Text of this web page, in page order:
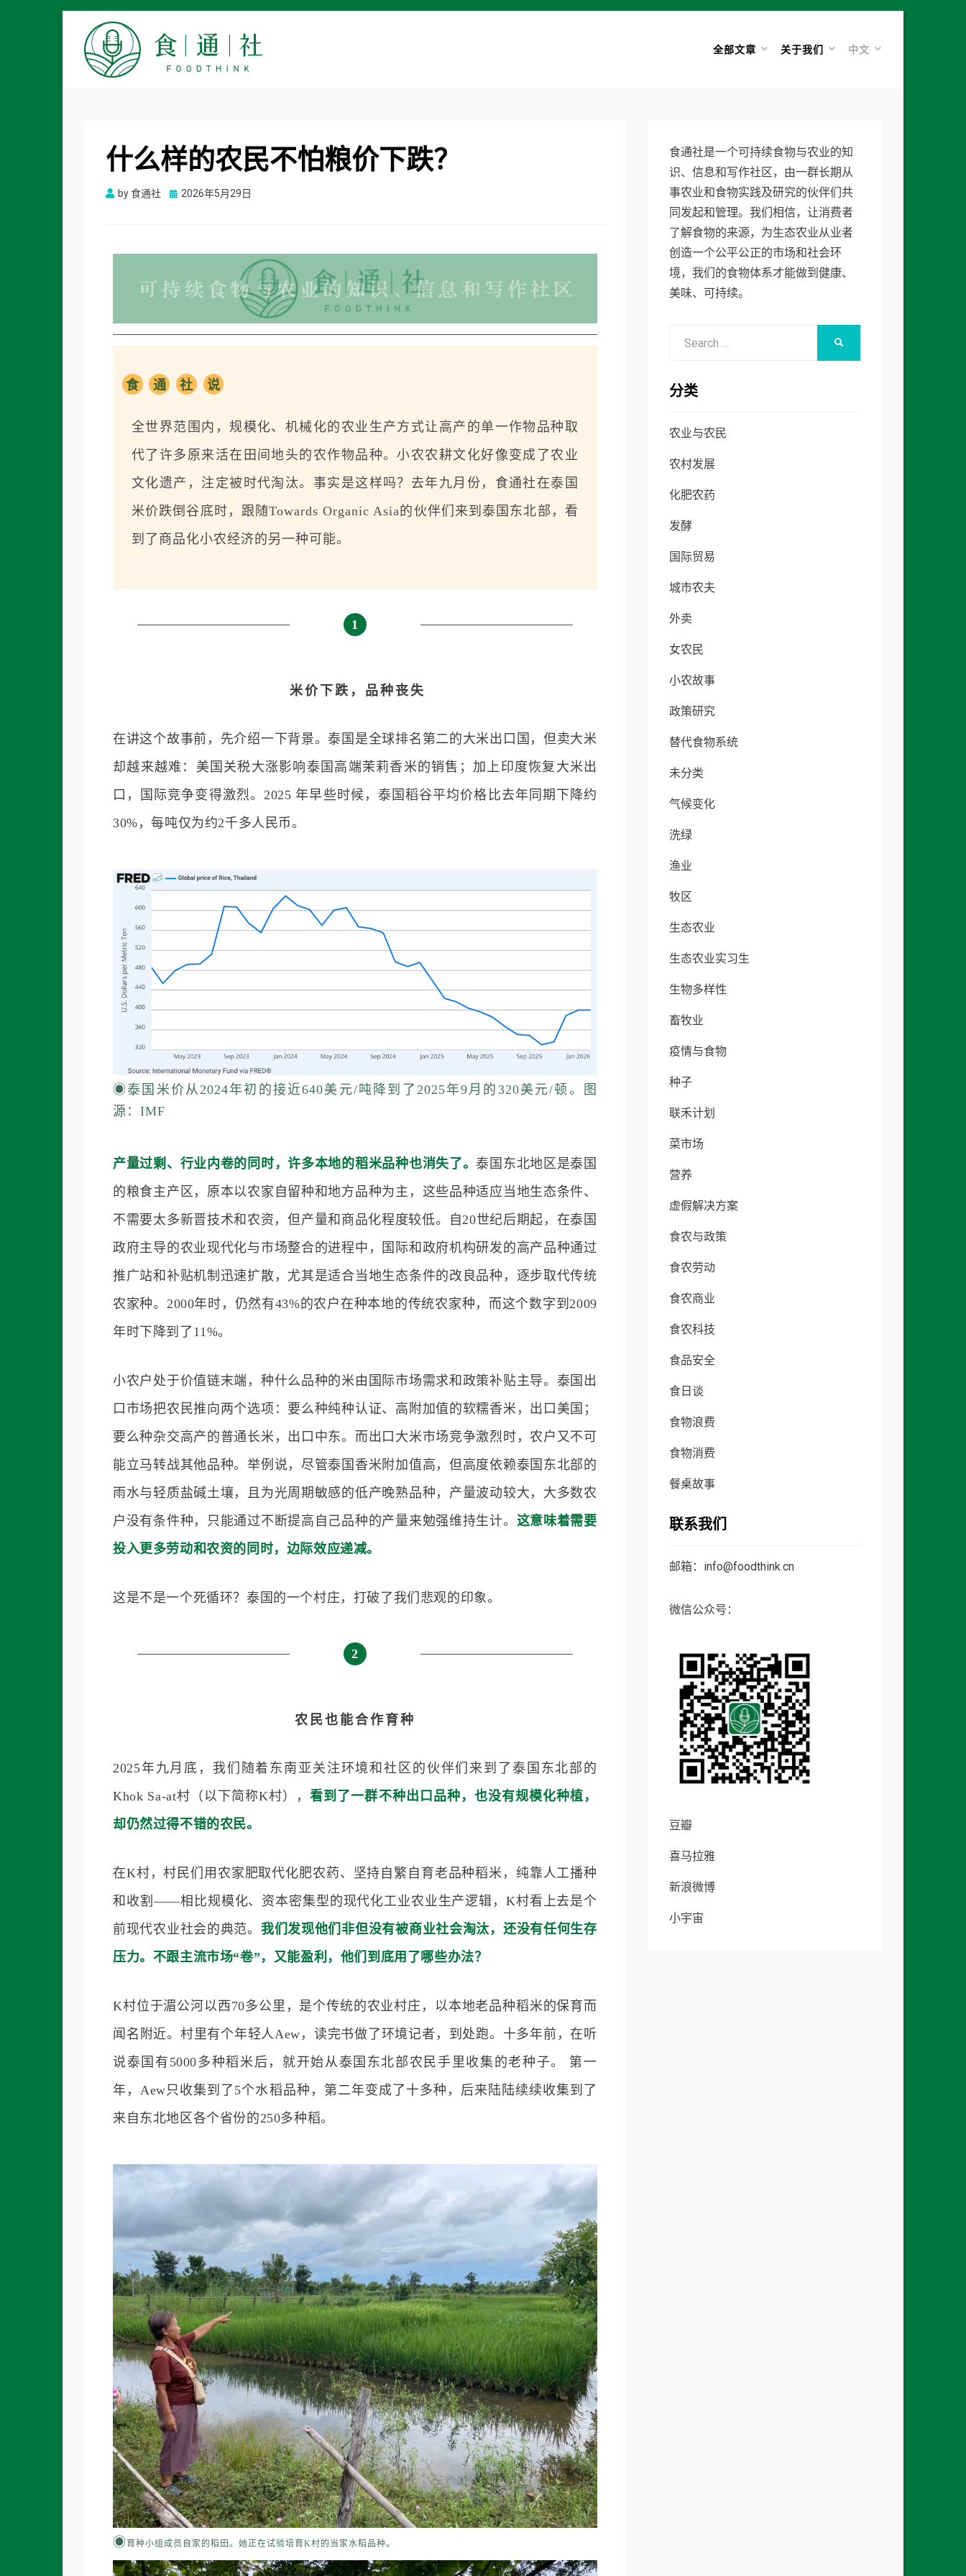
全部文章 关于我们 中文
什么样的农民不怕粮价下跌？
by食通社
Posted
2026年5月29日
食 通 社 说
全世界范围内，规模化、机械化的农业生产方式让高产的单一作物品种取
代了许多原来活在田间地头的农作物品种。小农农耕文化好像变成了农业
文化遗产，注定被时代淘汰。事实是这样吗？去年九月份，食通社在泰国
米价跌倒谷底时，跟随Towards Organic Asia的伙伴们来到泰国东北部，看
到了商品化小农经济的另一种可能。
1
米价下跌，品种丧失
在讲这个故事前，先介绍一下背景。泰国是全球排名第二的大米出口国，但卖大米
却越来越难：美国关税大涨影响泰国高端茉莉香米的销售；加上印度恢复大米出
口，国际竞争变得激烈。2025 年早些时候，泰国稻谷平均价格比去年同期下降约
30%，每吨仅为约2千多人民币。
◉ 泰国米价从2024年初的接近640美元/吨降到了2025年9月的320美元/顿。图
源：IMF
产量过剩、行业内卷的同时，许多本地的稻米品种也消失了。 泰国东北地区是泰国
的粮食主产区，原本以农家自留种和地方品种为主，这些品种适应当地生态条件、
不需要太多新晋技术和农资，但产量和商品化程度较低。自20世纪后期起，在泰国
政府主导的农业现代化与市场整合的进程中，国际和政府机构研发的高产品种通过
推广站和补贴机制迅速扩散，尤其是适合当地生态条件的改良品种，逐步取代传统
农家种。2000年时，仍然有43%的农户在种本地的传统农家种，而这个数字到2009
年时下降到了11%。
小农户处于价值链末端，种什么品种的米由国际市场需求和政策补贴主导。泰国出
口市场把农民推向两个选项：要么种纯种认证、高附加值的软糯香米，出口美国；
要么种杂交高产的普通长米，出口中东。而出口大米市场竞争激烈时，农户又不可
能立马转战其他品种。举例说，尽管泰国香米附加值高，但高度依赖泰国东北部的
雨水与轻质盐碱土壤，且为光周期敏感的低产晚熟品种，产量波动较大，大多数农
户没有条件种，只能通过不断提高自己品种的产量来勉强维持生计。 这意味着需要
投入更多劳动和农资的同时，边际效应递减。
这是不是一个死循环？泰国的一个村庄，打破了我们悲观的印象。
2
农民也能合作育种
2025年九月底，我们随着东南亚关注环境和社区的伙伴们来到了泰国东北部的
Khok Sa-at村（以下简称K村），看到了一群不种出口品种，也没有规模化种植，
却仍然过得不错的农民。
在K村，村民们用农家肥取代化肥农药、坚持自繁自育老品种稻米，纯靠人工播种
和收割——相比规模化、资本密集型的现代化工业农业生产逻辑，K村看上去是个
前现代农业社会的典范。 我们发现他们非但没有被商业社会淘汰，还没有任何生存
压力。不跟主流市场“卷”，又能盈利，他们到底用了哪些办法？
K村位于湄公河以西70多公里，是个传统的农业村庄，以本地老品种稻米的保育而
闻名附近。村里有个年轻人Aew，读完书做了环境记者，到处跑。十多年前，在听
说泰国有5000多种稻米后，就开始从泰国东北部农民手里收集的老种子。 第一
年，Aew只收集到了5个水稻品种，第二年变成了十多种，后来陆陆续续收集到了
来自东北地区各个省份的250多种稻。
◉育种小组成员自家的稻田。她正在试验培育K村的当家水稻品种。
食通社是一个可持续食物与农业的知
识、信息和写作社区，由一群长期从
事农业和食物实践及研究的伙伴们共
同发起和管理。我们相信，让消费者
了解食物的来源，为生态农业从业者
创造一个公平公正的市场和社会环
境，我们的食物体系才能做到健康、
美味、可持续。
分类
农业与农民
农村发展
化肥农药
发酵
国际贸易
城市农夫
外卖
女农民
小农故事
政策研究
替代食物系统
未分类
气候变化
洗绿
渔业
牧区
生态农业
生态农业实习生
生物多样性
畜牧业
疫情与食物
种子
联禾计划
菜市场
营养
虚假解决方案
食农与政策
食农劳动
食农商业
食农科技
食品安全
食日谈
食物浪费
食物消费
餐桌故事
联系我们
邮箱：info@foodthink.cn
微信公众号：
豆瓣
喜马拉雅
新浪微博
小宇宙